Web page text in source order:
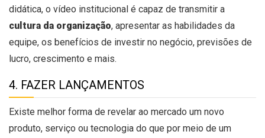
didática, o vídeo institucional é capaz de transmitir a
cultura da organização, apresentar as habilidades da
equipe, os benefícios de investir no negócio, previsões de
lucro, crescimento e mais.
4. FAZER LANÇAMENTOS
Existe melhor forma de revelar ao mercado um novo
produto, serviço ou tecnologia do que por meio de um